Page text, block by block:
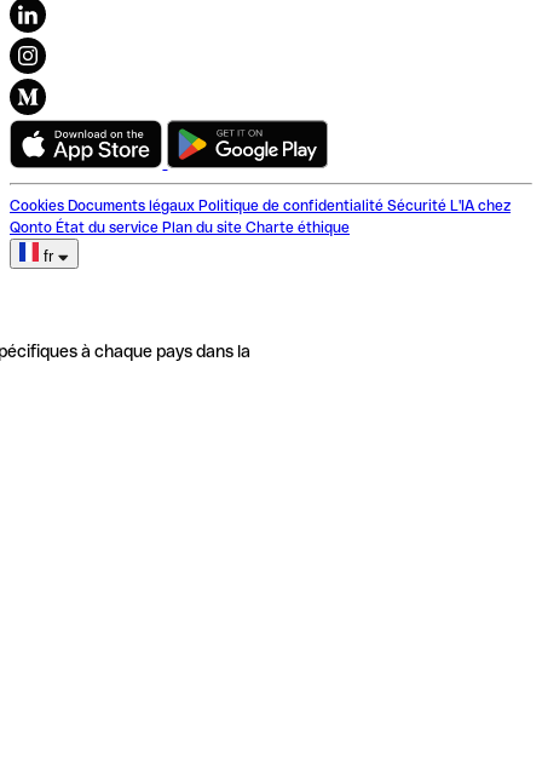
Cookies Documents légaux Politique de confidentialité Sécurité L'IA chez
Qonto État du service Plan du site Charte éthique
fr
à chaque pays dans la